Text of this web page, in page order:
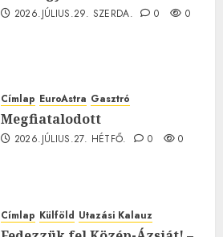
2026.JÚLIUS.29. SZERDA. 0 0
Címlap EuroAstra Gasztró
Megfiatalodott
2026.JÚLIUS.27. HÉTFŐ. 0 0
Címlap Külföld Utazási Kalauz